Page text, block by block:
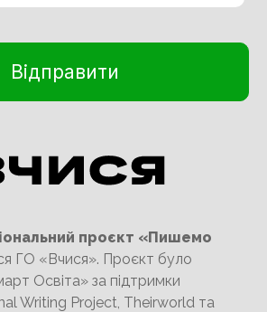
проєкт «Пишемо
ГО «Вчися». Проєкт було
Освіта» за підтримки
Writing Project, Theirworld та